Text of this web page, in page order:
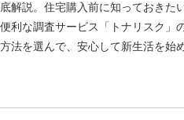
解説。住宅購入前に知っておきた
利な調査サービス「トナリスク」
法を選んで、安心して新生活を始